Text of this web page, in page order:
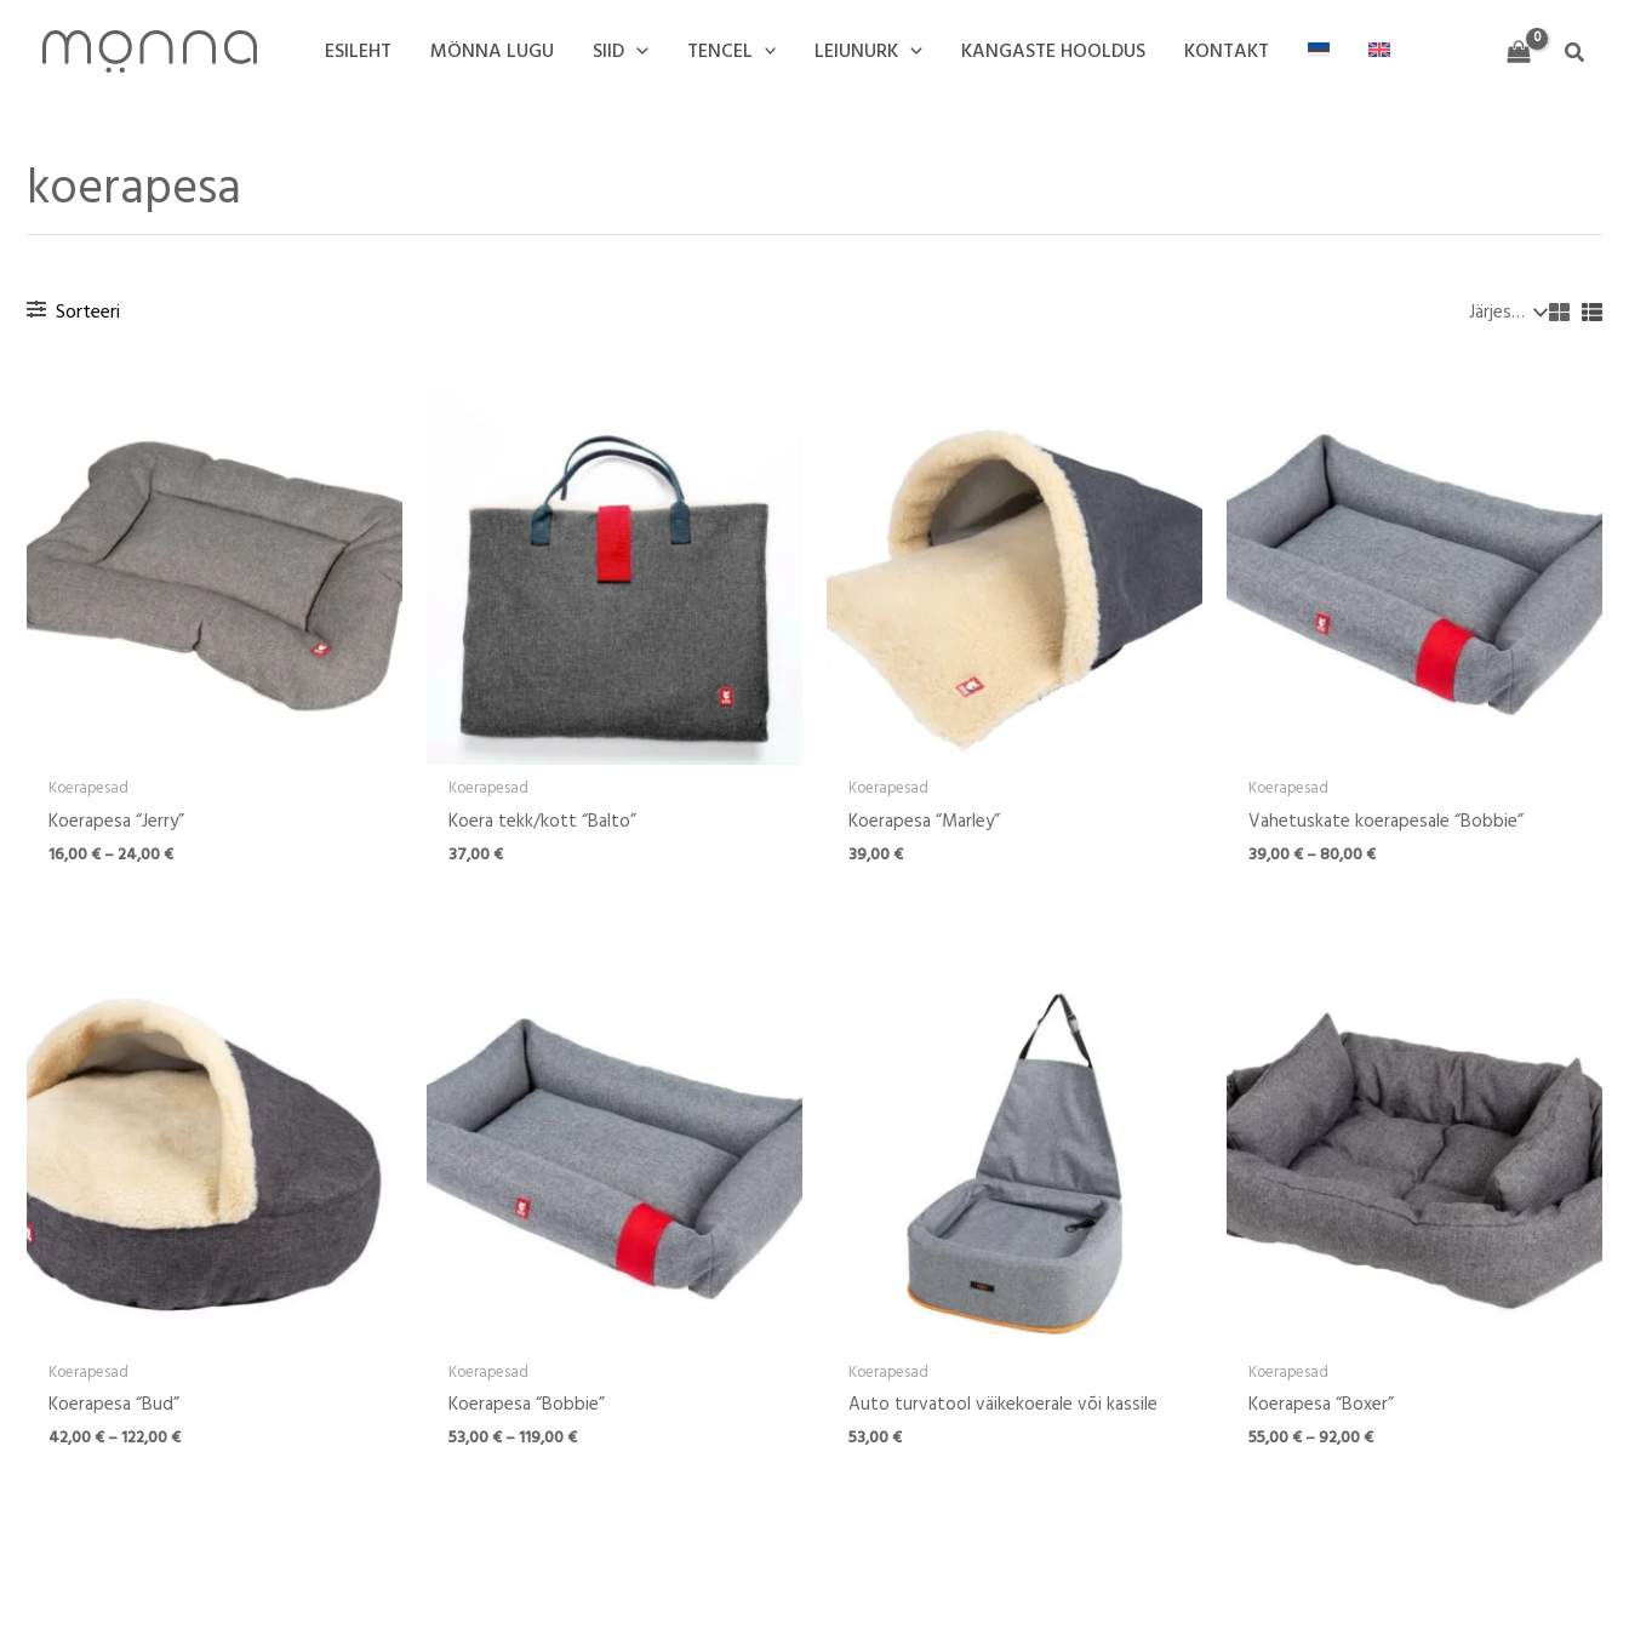
content
ESILEHT MÖNNA LUGU SIID TENCEL LEIUNURK KANGASTE HOOLDUS KONTAKT Search
koerapesa
Sorteeri
Koerapesad
Koerapesa “Jerry”
16,00€–24,00€
kuni
24,00 €
Koerapesad
Koera tekk/kott “Balto”
37,00€
Koerapesad
Koerapesa “Marley”
39,00€
Koerapesad
Vahetuskate koerapesale “Bobbie”
39,00€–80,00€
80,00 €
Koerapesad
Koerapesa “Bud”
42,00€–122,00€
kuni
122,00 €
Koerapesad
Koerapesa “Bobbie”
53,00€–119,00€
119,00 €
Koerapesad
Auto turvatool väikekoerale või kassile
53,00€
Koerapesad
Koerapesa “Boxer”
55,00€–92,00€
92,00 €